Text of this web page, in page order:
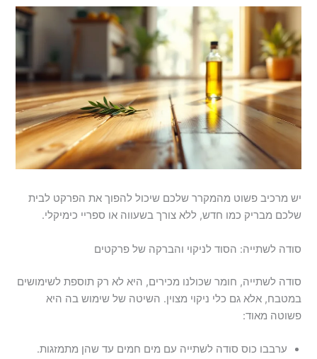
יש מרכיב פשוט מהמקרר שלכם שיכול להפוך את הפרקט לבית
שלכם מבריק כמו חדש, ללא צורך בשעווה או ספריי כימיקלי.
סודה לשתייה: הסוד לניקוי והברקה של פרקטים
סודה לשתייה, חומר שכולנו מכירים, היא לא רק תוספת לשימושים
במטבח, אלא גם כלי ניקוי מצוין. השיטה של שימוש בה היא
פשוטה מאוד:
ערבבו כוס סודה לשתייה עם מים חמים עד שהן מתמזגות.